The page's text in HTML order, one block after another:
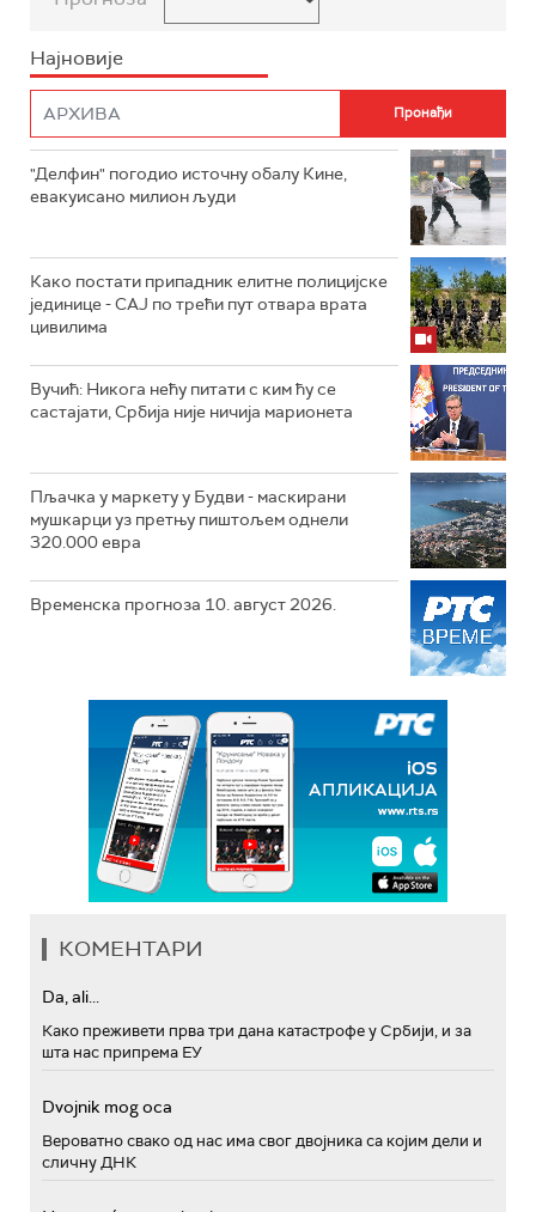
Најновије
"Делфин" погодио источну обалу Кине,
евакуисано милион људи
Како постати припадник елитне полицијске
јединице - СAJ по трећи пут отвара врата
цивилима
Вучић: Никога нећу питати с ким ћу се
састајати, Србија није ничија марионета
Пљачка у маркету у Будви - маскирани
мушкарци уз претњу пиштољем однели
320.000 евра
Временска прогноза 10. август 2026.
КОМЕНТАРИ
Da, ali...
Како преживети прва три дана катастрофе у Србији, и за
шта нас припрема ЕУ
Dvojnik mog oca
Вероватно свако од нас има свог двојника са којим дели и
сличну ДНК